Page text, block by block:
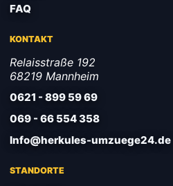
FAQ
KONTAKT
Relaisstraße 192
68219 Mannheim
0621 - 899 59 69
069 - 66 554 358
Info@herkules-umzuege24.de
STANDORTE